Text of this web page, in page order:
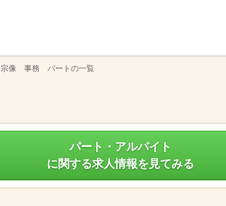
宗像 事務 パートの一覧
パート・アルバイト
に関する求人情報を見てみる